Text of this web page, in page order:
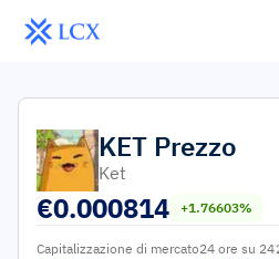
KET Prezzo
Ket
€0.000814 +1.76603%
Capitalizzazione di mercato24 ore su 24